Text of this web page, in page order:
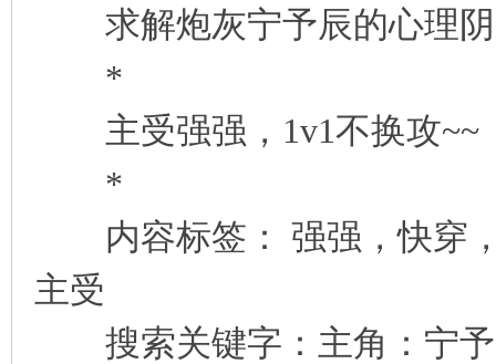
求解炮灰宁予辰的心理阴
*
主受强强，1v1不换攻~~
*
内容标签： 强强，快穿，
主受
搜索关键字：主角：宁予